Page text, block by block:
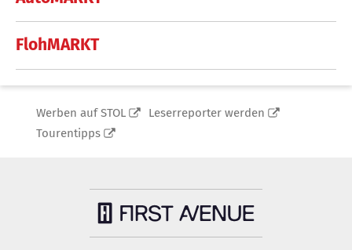
FlohMARKT
Werben auf STOL
Leserreporter werden
Tourentipps